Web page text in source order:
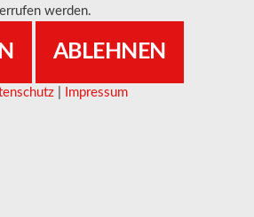
werden.
ABLEHNEN
Impressum